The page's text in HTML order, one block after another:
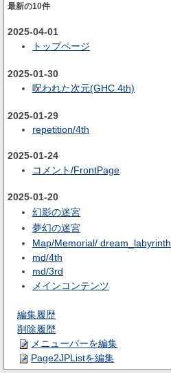
最新の10件
2025-04-01
トップページ
2025-01-30
呪われた次元(GHC 4th)
2025-01-29
repetition/4th
2025-01-24
コメント/FrontPage
2025-01-20
幻影の迷宮
夢幻の迷宮
Map/Memorial/ dream_labyrinth
md/4th
md/3rd
メインコンテンツ
編集履歴
削除履歴
メニューバーを編集
Page2JPListを編集